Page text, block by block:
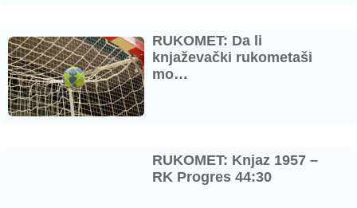
RUKOMET: Da li
knjaževački rukometaši
mo…
RUKOMET: Knjaz 1957 –
RK Progres 44:30